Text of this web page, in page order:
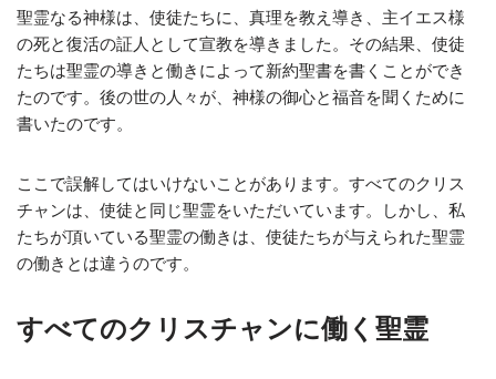
聖霊なる神様は、使徒たちに、真理を教え導き、主イエス様
の死と復活の証人として宣教を導きました。その結果、使徒
たちは聖霊の導きと働きによって新約聖書を書くことができ
たのです。後の世の人々が、神様の御心と福音を聞くために
書いたのです。
ここで誤解してはいけないことがあります。すべてのクリス
チャンは、使徒と同じ聖霊をいただいています。しかし、私
たちが頂いている聖霊の働きは、使徒たちが与えられた聖霊
の働きとは違うのです。
すべてのクリスチャンに働く聖霊